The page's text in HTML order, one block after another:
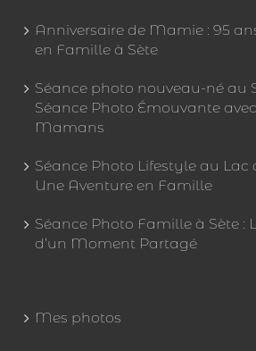
Anniversaire de Mamie : 95
en Famille à Sète
Séance photo nouveau-né au
Séance Photo Émouvante
Mamans
Séance Photo Lifestyle au Lac
Une Aventure en Famille
Séance Photo Famille à Sète :
d’un Moment Partagé
Mes photos